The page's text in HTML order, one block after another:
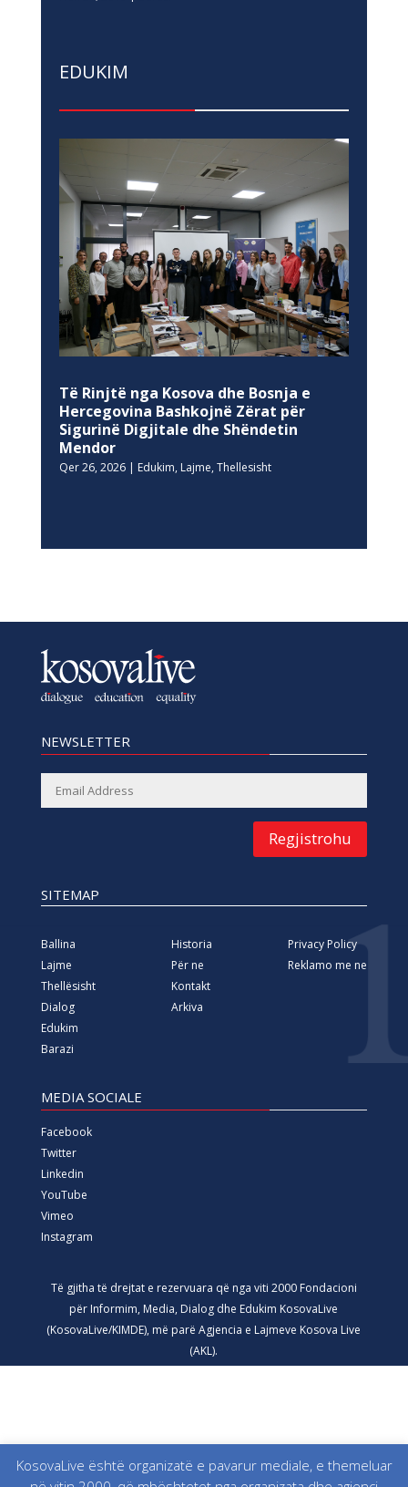
EDUKIM
Të Rinjtë nga Kosova dhe Bosnja e
Hercegovina Bashkojnë Zërat për
Sigurinë Digjitale dhe Shëndetin
Mendor
Qer 26, 2026| Edukim, Lajme, Thellesisht
NEWSLETTER
Regjistrohu
SITEMAP
Ballina
Lajme
Thellësisht
Dialog
Edukim
Barazi
Historia
Për ne
Kontakt
Arkiva
Privacy Policy
Reklamo me ne
MEDIA SOCIALE
Facebook
Twitter
Linkedin
YouTube
Vimeo
Instagram
Të gjitha të drejtat e rezervuara që nga viti 2000 Fondacioni
për Informim, Media, Dialog dhe Edukim KosovaLive
(KosovaLive/KIMDE), më parë Agjencia e Lajmeve Kosova Live
(AKL).
KosovaLive është organizatë e pavarur mediale, e themeluar